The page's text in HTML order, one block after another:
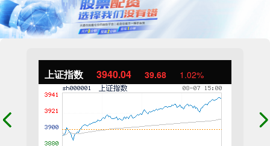
上证指数 3940.04 39.68 1.02%